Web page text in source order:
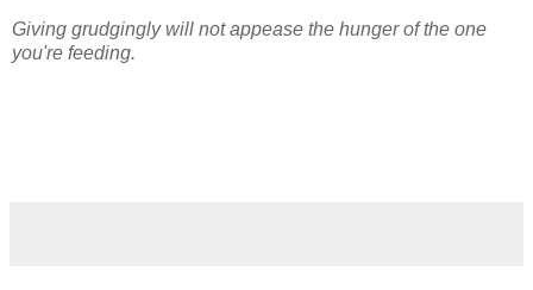
Giving grudgingly will not appease the hunger of the one
you're feeding.